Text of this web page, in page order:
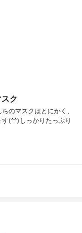
ク
のマスクはとにかく、
(^^)しっかりたっぷり